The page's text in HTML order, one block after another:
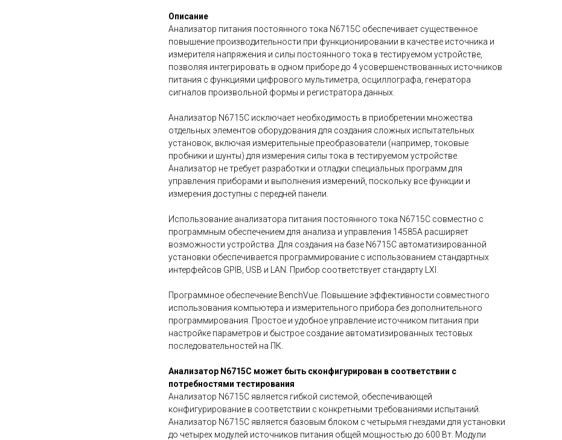
Описание
Анализатор питания постоянного тока N6715C обеспечивает существенное
повышение производительности при функционировании в качестве источника и
измерителя напряжения и силы постоянного тока в тестируемом устройстве,
позволяя интегрировать в одном приборе до 4 усовершенствованных источников
питания с функциями цифрового мультиметра, осциллографа, генератора
сигналов произвольной формы и регистратора данных.
Анализатор N6715C исключает необходимость в приобретении множества
отдельных элементов оборудования для создания сложных испытательных
установок, включая измерительные преобразователи (например, токовые
пробники и шунты) для измерения силы тока в тестируемом устройстве.
Анализатор не требует разработки и отладки специальных программ для
управления приборами и выполнения измерений, поскольку все функции и
измерения доступны с передней панели.
Использование анализатора питания постоянного тока N6715C совместно с
программным обеспечением для анализа и управления 14585A расширяет
возможности устройства. Для создания на базе N6715C автоматизированной
установки обеспечивается программирование с использованием стандартных
интерфейсов GPIB, USB и LAN. Прибор соответствует стандарту LXI.
Программное обеспечение BenchVue. Повышение эффективности совместного
использования компьютера и измерительного прибора без дополнительного
программирования. Простое и удобное управление источником питания при
настройке параметров и быстрое создание автоматизированных тестовых
последовательностей на ПК.
Анализатор N6715C может быть сконфигурирован в соответствии с
потребностями тестирования
Анализатор N6715C является гибкой системой, обеспечивающей
конфигурирование в соответствии с конкретными требованиями испытаний.
Анализатор N6715C является базовым блоком с четырьмя гнездами для установки
до четырех модулей источников питания общей мощностью до 600 Вт. Модули